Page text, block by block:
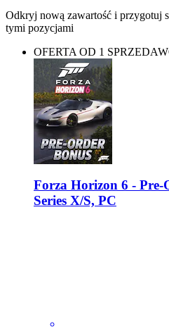
Odkryj nową zawartość i przygotuj
tymi pozycjami
OFERTA OD 1
Forza Horizon 6 -
Series X/S, PC